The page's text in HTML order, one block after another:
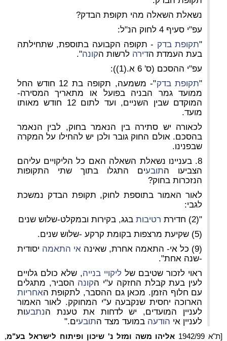
נשאלת השאלה מהי תקופת הבדק?
עפ"י סעיף 4 לחוק הנ"ל:
"תקופת בדק - תקופה הקבועה בתוספת, שתחילתה
בעת העמדת הדירה לרשות הקונה".
עפ"י ההסכם (ס' 6 א.(1)):
"תקופת בדק
"- משמעה, תקופה בת 12 חודש החל
ממועד גמר הבניה בפועל או מתאריך המסירה-
המוקדם שבין השניים, ועד לתום 12 חודש מאותו
מועד.
לכאורה יש סתירה בין הנאמר בחוק, לבין הנאמר
בהסכם. אולם החוק גובר ולכן יש להחילו על המקרה
שבפנינו.
8. בעניינו נשאלת השאלה האם כל הליקויים עליהם
הצביעו התובעים התגלו בתוך שתי התקופות
הנזכרות בחוק?
לאור האמור בתוספת לחוק, תקופת הבדק נמשכת
לגבי:
"(2) חדירת
רטיבותבגג, בקירות ובמקלט-שלוש שנים
(5) שקיעת מרצפות בקומת קרקע -שלוש שנים.
(9) כל אי- התאמה אחרת, שאינה
אי התאמה יסודית
-שנה אחת".
ראוי לזכור שטיבם של ליקויי בנייה, שלא כולם גלויים
לעין בעת קבלת החזקה ע"י הקונה הסביר, מתגלים
עם חלוף הזמן. מכאן גם ההסבר, לתקופת האחריות
הארוכה יחסית שנקבעה ע"י המחוקק. לאור האמור
לעניין המועדים, יש לדחות את טענת הנתבעות
לעניין אי הודעה במועד מצד התובעים."
[ת"א 1942/99 אליהו משה ומזל נ' שיכון ופיתוח לישראל בע"מ,